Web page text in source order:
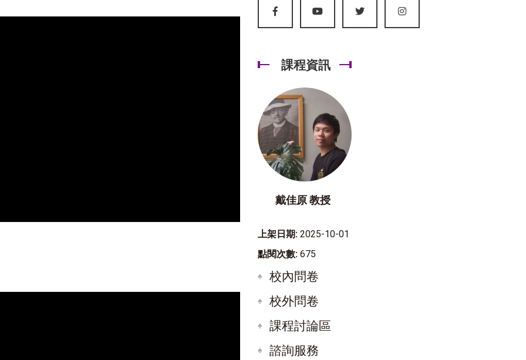
課程資訊
戴佳原 教授
上架日期: 2025-10-01
點閱次數: 675
校內問卷
校外問卷
課程討論區
諮詢服務